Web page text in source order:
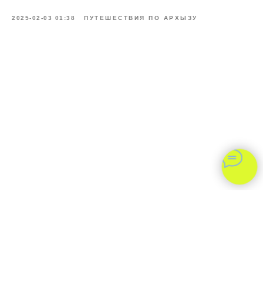
2025-02-03 01:38 ПУТЕШЕСТВИЯ ПО АРХЫЗУ